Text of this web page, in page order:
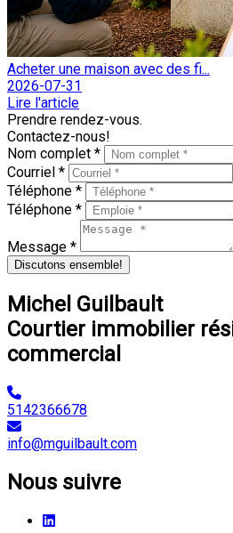
Acheter une maison avec des fi...
2026-07-31
Lire l'article
Prendre rendez-vous.
Contactez-nous!
Nom complet *
Courriel *
Téléphone *
Téléphone *
Message *
Discutons ensemble!
Michel Guilbault
Courtier immobilier
commercial
5142366678
info@mguilbault.com
Nous suivre